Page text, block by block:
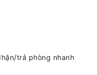
trả phòng nhanh